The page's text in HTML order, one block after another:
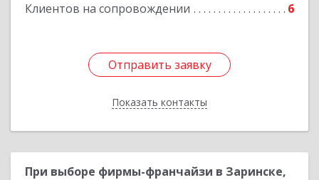
Клиентов на сопровождении 6
Отправить заявку
Показать контакты
Отправить заявку
Назад
При выборе фирмы-франчайзи в Заринске,